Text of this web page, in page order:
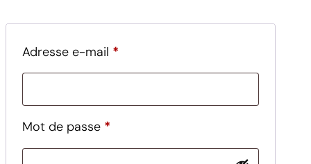
Adresse e-mail *
Mot de passe *